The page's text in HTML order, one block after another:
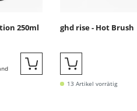
250ml
Quickbuy
ghd rise - Hot Brush
Quickbuy
13 Artikel vorrätig